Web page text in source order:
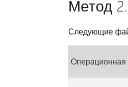
Метод
Следующие
Операционная